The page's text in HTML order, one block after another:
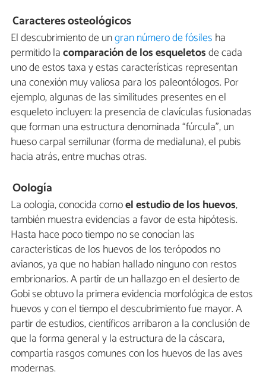
Caracteres osteológicos
El descubrimiento de ungran número de fósiles ha
permitido lacomparación de los esqueletosde cada
uno de estos taxa y estas características representan
una conexión muy valiosa para los paleontólogos. Por
ejemplo, algunas de las similitudes presentes en el
esqueleto incluyen: la presencia de clavículas fusionadas
que forman una estructura denominada “fúrcula”, un
hueso carpal semilunar (forma de medialuna), el pubis
hacia atrás, entre muchas otras.
Oología
La oología, conocida comoel estudio de los huevos,
también muestra evidencias a favor de esta hipótesis.
Hasta hace poco tiempo no se conocían las
características de los huevos de los terópodos no
avianos, ya que no habían hallado ninguno con restos
embrionarios. A partir de un hallazgo en el desierto de
Gobi se obtuvo la primera evidencia morfológica de estos
huevos y con el tiempo el descubrimiento fue mayor. A
partir de estudios, científicos arribaron a la conclusión de
que la forma general y la estructura de la cáscara,
compartía rasgos comunes con los huevos de las aves
modernas.